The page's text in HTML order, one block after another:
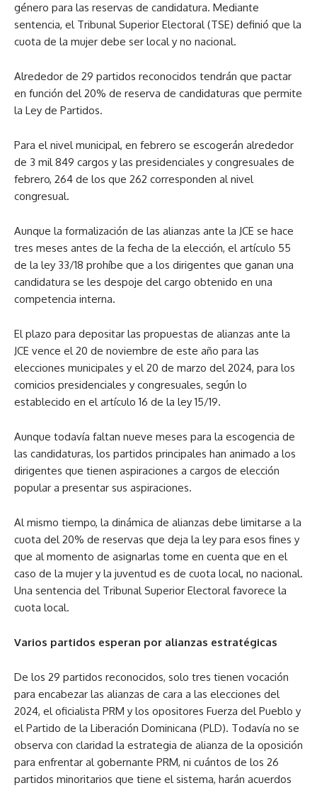
género para las reservas de candidatura. Mediante
sentencia, el Tribunal Superior Electoral (TSE) definió que la
cuota de la mujer debe ser local y no nacional.
Alrededor de 29 partidos reconocidos tendrán que pactar
en función del 20% de reserva de candidaturas que permite
la Ley de Partidos.
Para el nivel municipal, en febrero se escogerán alrededor
de 3 mil 849 cargos y las presidenciales y congresuales de
febrero, 264 de los que 262 corresponden al nivel
congresual.
Aunque la formalización de las alianzas ante la JCE se hace
tres meses antes de la fecha de la elección, el artículo 55
de la ley 33/18 prohíbe que a los dirigentes que ganan una
candidatura se les despoje del cargo obtenido en una
competencia interna.
El plazo para depositar las propuestas de alianzas ante la
JCE vence el 20 de noviembre de este año para las
elecciones municipales y el 20 de marzo del 2024, para los
comicios presidenciales y congresuales, según lo
establecido en el artículo 16 de la ley 15/19.
Aunque todavía faltan nueve meses para la escogencia de
las candidaturas, los partidos principales han animado a los
dirigentes que tienen aspiraciones a cargos de elección
popular a presentar sus aspiraciones.
Al mismo tiempo, la dinámica de alianzas debe limitarse a la
cuota del 20% de reservas que deja la ley para esos fines y
que al momento de asignarlas tome en cuenta que en el
caso de la mujer y la juventud es de cuota local, no nacional.
Una sentencia del Tribunal Superior Electoral favorece la
cuota local.
Varios partidos esperan por alianzas estratégicas
De los 29 partidos reconocidos, solo tres tienen vocación
para encabezar las alianzas de cara a las elecciones del
2024, el oficialista PRM y los opositores Fuerza del Pueblo y
el Partido de la Liberación Dominicana (PLD). Todavía no se
observa con claridad la estrategia de alianza de la oposición
para enfrentar al gobernante PRM, ni cuántos de los 26
partidos minoritarios que tiene el sistema, harán acuerdos